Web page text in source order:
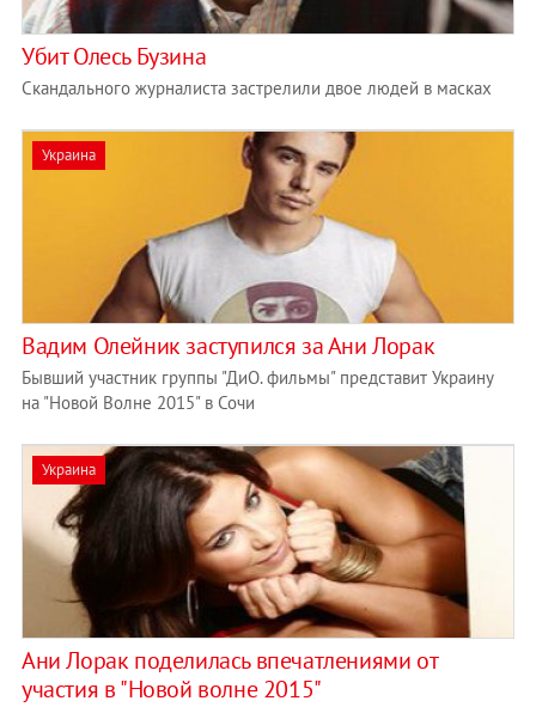
Убит Олесь Бузина
Скандального журналиста застрелили двое людей в масках
Украина
Вадим Олейник заступился за Ани Лорак
Бывший участник группы "ДиО. фильмы" представит Украину
на "Новой Волне 2015" в Сочи
Украина
Ани Лорак поделилась впечатлениями от
участия в "Новой волне 2015"